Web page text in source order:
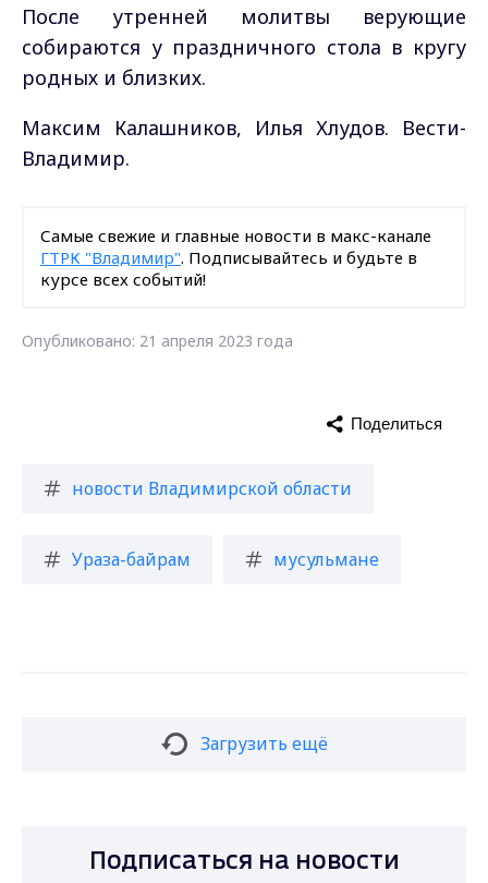
После утренней молитвы верующие
собираются у праздничного стола в кругу
родных и близких.
Максим Калашников, Илья Хлудов. Вести-
Владимир.
Самые свежие и главные новости в макс-канале
ГТРК "Владимир". Подписывайтесь и будьте в
курсе всех событий!
Опубликовано: 21 апреля 2023 года
новости Владимирской области
Ураза-байрам мусульмане
Поделиться
Загрузить ещё
Подписаться на новости